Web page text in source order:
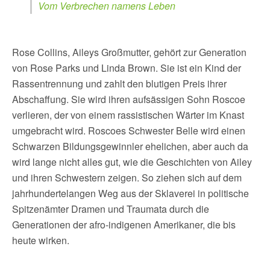
Vom Verbrechen namens Leben
Rose Collins, Aileys Großmutter, gehört zur Generation
von Rose Parks und Linda Brown. Sie ist ein Kind der
Rassentrennung und zahlt den blutigen Preis ihrer
Abschaffung. Sie wird ihren aufsässigen Sohn Roscoe
verlieren, der von einem rassistischen Wärter im Knast
umgebracht wird. Roscoes Schwester Belle wird einen
Schwarzen Bildungsgewinnler ehelichen, aber auch da
wird lange nicht alles gut, wie die Geschichten von Ailey
und ihren Schwestern zeigen. So ziehen sich auf dem
jahrhundertelangen Weg aus der Sklaverei in politische
Spitzenämter Dramen und Traumata durch die
Generationen der afro-indigenen Amerikaner, die bis
heute wirken.